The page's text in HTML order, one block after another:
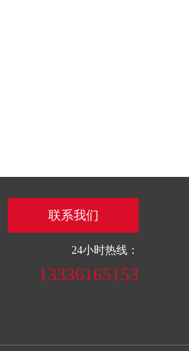
联系我们
24小时热线：
13336165153